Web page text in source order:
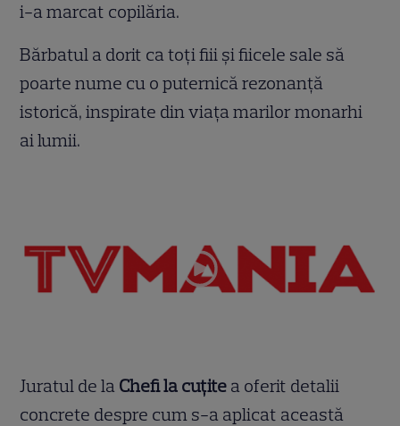
i-a marcat copilăria.
Bărbatul a dorit ca toți fiii și fiicele sale să
poarte nume cu o puternică rezonanță
istorică, inspirate din viața marilor monarhi
ai lumii.
Juratul de la Chefi la cuțite a oferit detalii
concrete despre cum s-a aplicat această